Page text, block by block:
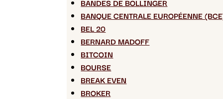
BANDES DE BOLLINGER
BANQUE CENTRALE EUROPÉENNE
BEL 20
BERNARD MADOFF
BITCOIN
BOURSE
BREAK EVEN
BROKER